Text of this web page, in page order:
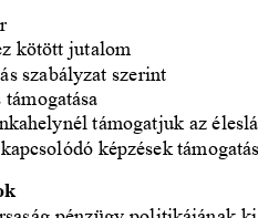
kötött jutalom
szabályzat szerint
támogatása
támogatjuk az
képzések
pénzügy politikájának